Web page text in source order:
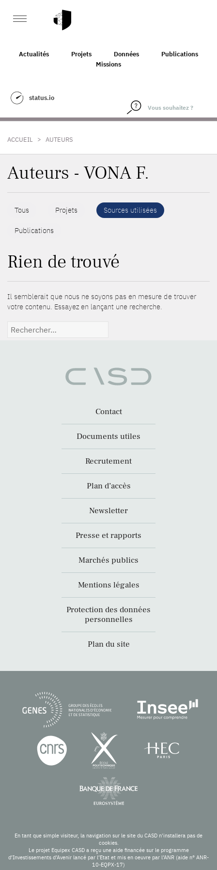
Actualités Projets Données
Publications
Missions
status.io
ACCUEIL > AUTEURS
Auteurs - VONA F.
Tous Projets Sources utilisées
Publications
Rien de trouvé
Il semblerait que nous ne soyons pas en mesure de trouver
votre contenu. Essayez en lançant une recherche.
Rechercher :
Contact
Documents utiles
Recrutement
Plan d’accès
Newsletter
Presse et rapports
Marchés publics
Mentions légales
Protection des données
personnelles
Plan du site
En tant que simple visiteur, la navigation sur le site du CASD n'installera pas de
cookies.
Le projet Equipex CASD a reçu une aide financée sur le programme
d’Investissements d’Avenir lancé par l’Etat et mis en oeuvre par l’ANR (aide n° ANR-
10-EQPX-17)